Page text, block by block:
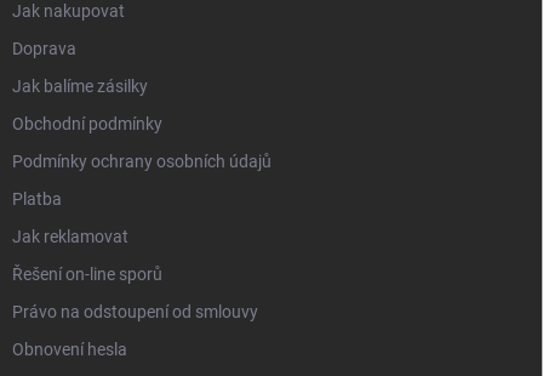
Jak nakupovat
Doprava
Jak balíme zásilky
Obchodní podmínky
Podmínky ochrany osobních údajů
Platba
Jak reklamovat
Řešení on-line sporů
Právo na odstoupení od smlouvy
Obnovení hesla